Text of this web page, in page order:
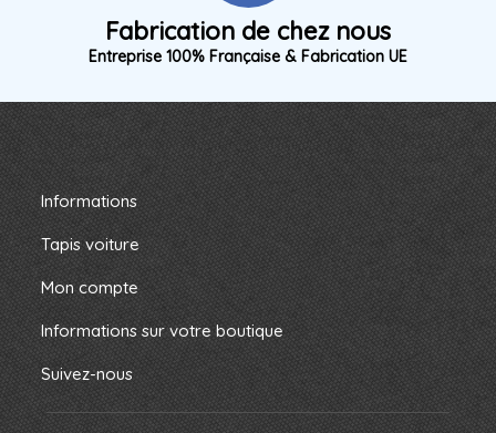
Fabrication de chez nous
Entreprise 100% Française & Fabrication UE
Informations
Tapis voiture
Mon compte
Informations sur votre boutique
Suivez-nous